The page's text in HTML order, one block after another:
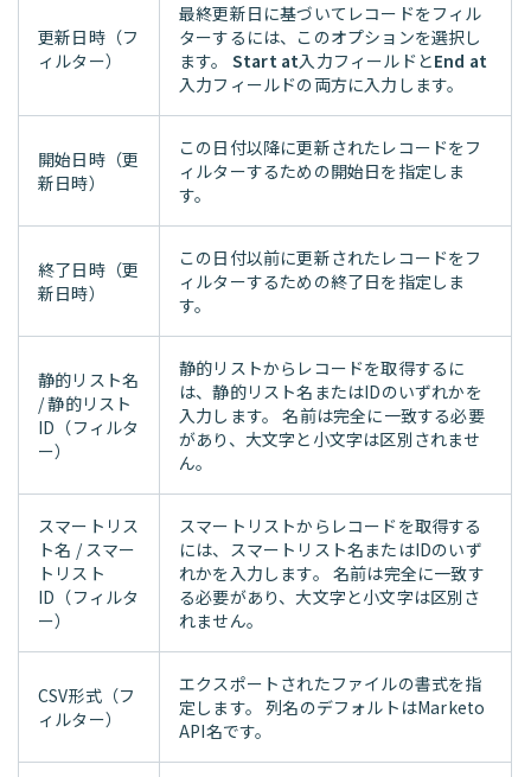
更新日時（フ
ィルター）
最終更新日に基づいてレコードをフィル
ターするには、このオプションを選択し
ます。 Start at入力フィールドとEnd at
入力フィールドの両方に入力します。
開始日時（更
新日時）
この日付以降に更新されたレコードをフ
ィルターするための開始日を指定しま
す。
終了日時（更
新日時）
この日付以前に更新されたレコードをフ
ィルターするための終了日を指定しま
す。
静的リスト名
/ 静的リスト
ID（フィルタ
ー）
静的リストからレコードを取得するに
は、静的リスト名またはIDのいずれかを
入力します。 名前は完全に一致する必要
があり、大文字と小文字は区別されませ
ん。
スマートリス
ト名 / スマー
トリスト
ID（フィルタ
ー）
スマートリストからレコードを取得する
には、スマートリスト名またはIDのいず
れかを入力します。 名前は完全に一致す
る必要があり、大文字と小文字は区別さ
れません。
CSV形式（フ
ィルター）
エクスポートされたファイルの書式を指
定します。 列名のデフォルトはMarketo
API名です。